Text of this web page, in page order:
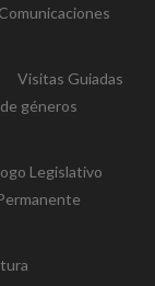
Comunicaciones
Visitas Guiadas
géneros
Legislativo